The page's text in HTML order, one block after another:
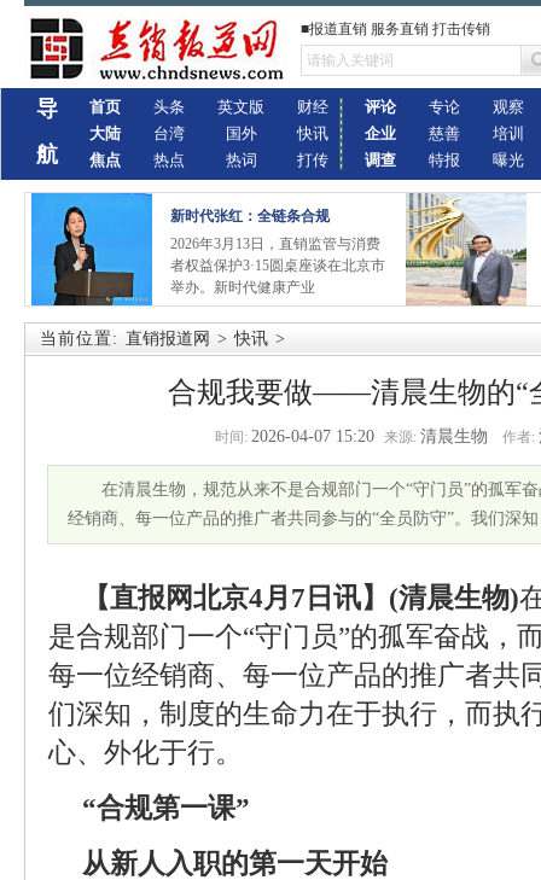
■报道直销 服务直销 打击传销
导
航
首页
大陆
焦点
头条
台湾
热点
英文版
国外
热词
财经
快讯
打传
评论
企业
调查
专论
慈善
特报
观察
培训
曝光
新时代张红：全链条合规
2026年3月13日，直销监管与消费
者权益保护3·15圆桌座谈在北京市
举办。新时代健康产业
当前位置: 直销报道网 > 快讯 >
合规我要做——清晨生物的“
时间: 2026-04-07 15:20 来源: 清晨生物 作者:
在清晨生物，规范从来不是合规部门一个“守门员”的孤军
经销商、每一位产品的推广者共同参与的“全员防守”。我们深
【直报网北京4月7日讯】(清晨生物)
是合规部门一个“守门员”的孤军奋战，
每一位经销商、每一位产品的推广者共
们深知，制度的生命力在于执行，而执
心、外化于行。
“合规第一课”
从新人入职的第一天开始